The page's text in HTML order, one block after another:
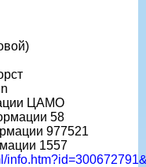
ЦАМО
58
977521
1557